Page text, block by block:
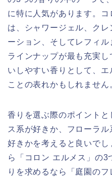
に特に人気があります。
は、シャワージェル、ク
ーション、そしてレフィ
ラインナップが最も充実
いしやすい香りとして、
ことの表れかもしれません
香りを選ぶ際のポイント
ス系が好きか、フローラ
好きかを考えると良いで
ら「コロン エルメス」の3
りを求めるなら「庭園の